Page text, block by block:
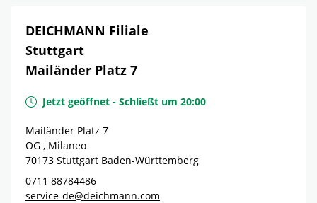
DEICHMANN Filiale
Stuttgart
Mailänder Platz 7
Jetzt geöffnet - Schließt um 20:00
Mailänder Platz 7
OG , Milaneo
70173 Stuttgart Baden-Württemberg
0711 88784486
service-de@deichmann.com